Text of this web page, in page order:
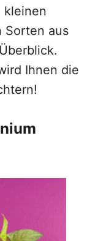
kleinen
Sorten aus
Ihnen die